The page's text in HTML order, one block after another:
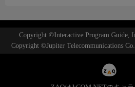
Copyright ©Interactive Program Guide,
Copyright ©Jupiter Telecommunications